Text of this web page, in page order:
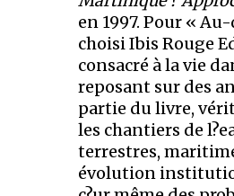
en 1997. Pour «
choisi Ibis Rouge
consacré à la vie
reposant sur des
partie du livre,
les chantiers de
terrestres,
évolution